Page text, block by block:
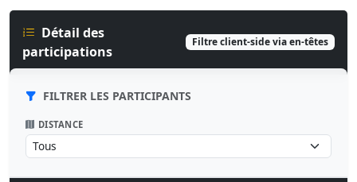
Détail des
participations
Filtre client-side via en-têtes
FILTRER LES PARTICIPANTS
DISTANCE